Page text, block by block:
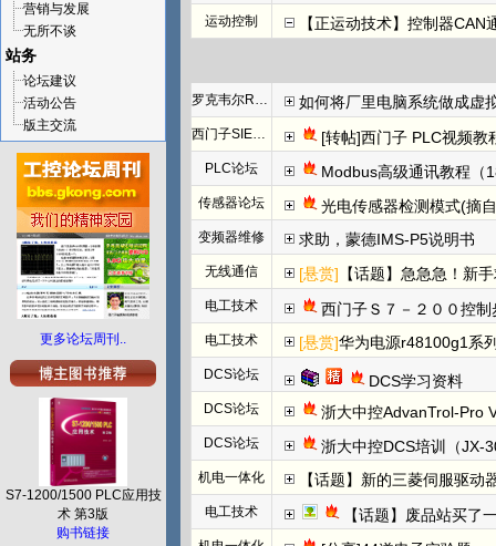
营销与发展
无所不谈
站务
论坛建议
活动公告
版主交流
更多论坛周刊..
S7-1200/1500 PLC应用技
术 第3版
购书链接
运动控制 【正运动技术】控制器
罗克韦尔Rockwell(AB) 如何将厂里电脑系统做成虚
西门子SIEMENS [转帖]西门子 PLC视频教
PLC论坛 Modbus高级通讯教程（
传感器论坛 光电传感器检测模式(摘
变频器维修 求助，蒙德IMS-P5说明书
无线通信 [悬赏] 【话题】急急急！新手
电工技术 西门子Ｓ７－２００控
电工技术 [悬赏]华为电源r48100g1系
DCS论坛 DCS学习资料
DCS论坛 浙大中控AdvanTrol-Pro
DCS论坛 浙大中控DCS培训（JX-
机电一体化 【话题】新的三菱伺服驱
电工技术 【话题】废品站买了